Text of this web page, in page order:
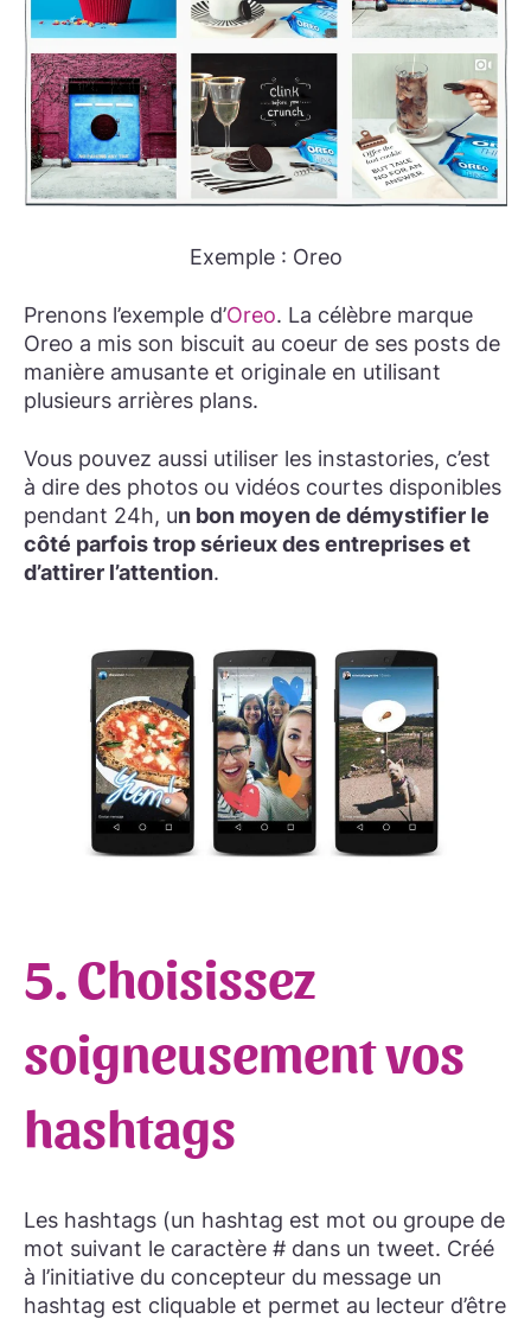
Exemple : Oreo
Prenons l’exemple d’Oreo. La célèbre marque
Oreo a mis son biscuit au coeur de ses posts de
manière amusante et originale en utilisant
plusieurs arrières plans.
Vous pouvez aussi utiliser les instastories, c’est
à dire des photos ou vidéos courtes disponibles
pendant 24h, un bon moyen de démystifier le
côté parfois trop sérieux des entreprises et
d’attirer l’attention.
5. Choisissez
soigneusement vos
hashtags
Les hashtags (un hashtag est mot ou groupe de
mot suivant le caractère # dans un tweet. Créé
à l’initiative du concepteur du message un
hashtag est cliquable et permet au lecteur d’être